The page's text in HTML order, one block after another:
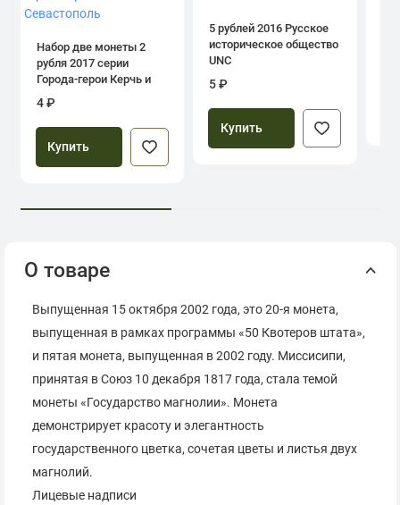
Набор две монеты 2
рубля 2017 серии
Города-герои Керчь и
4 ₽
Купить
5 рублей 2016 Русское
историческое общество
UNC
5 ₽
Купить
О товаре
Выпущенная 15 октября 2002 года, это 20-я монета,
выпущенная в рамках программы «50 Квотеров штата»,
и пятая монета, выпущенная в 2002 году. Миссисипи,
принятая в Союз 10 декабря 1817 года, стала темой
монеты «Государство магнолии». Монета
демонстрирует красоту и элегантность
государственного цветка, сочетая цветы и листья двух
магнолий.
Лицевые надписи